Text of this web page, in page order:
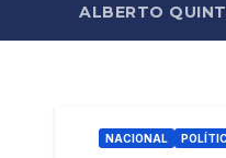
ALBERTO
NACIONAL